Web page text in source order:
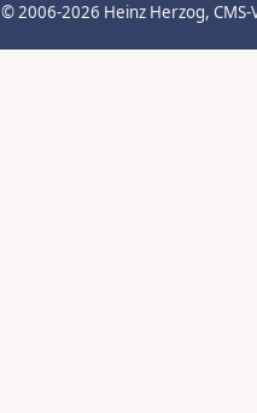
© 2006-2026 Heinz Herzog,